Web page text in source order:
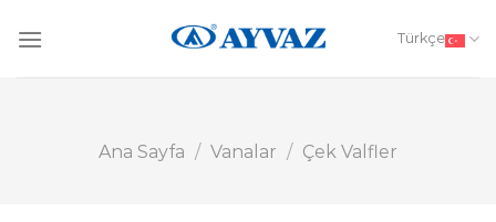
Türkçe
Ana Sayfa / Vanalar / Çek Valfler